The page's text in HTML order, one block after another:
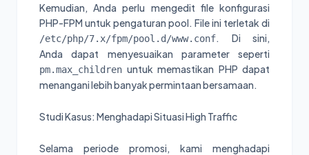
Kemudian, Anda perlu mengedit file konfigurasi
PHP-FPM untuk pengaturan pool. File ini terletak di
/etc/php/7.x/fpm/pool.d/www.conf. Di sini,
Anda dapat menyesuaikan parameter seperti
pm.max_children untuk memastikan PHP dapat
menangani lebih banyak permintaan bersamaan.
Studi Kasus: Menghadapi Situasi High Traffic
Selama periode promosi, kami menghadapi